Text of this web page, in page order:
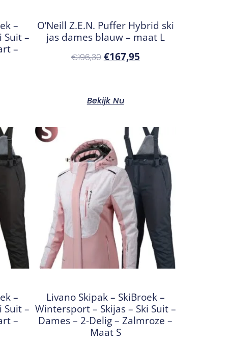
–
Suit –
–
O’Neill Z.E.N. Puffer Hybrid ski
jas dames blauw – maat L
€196,30 €167,95
Bekijk Nu
–
Suit –
–
Livano Skipak – SkiBroek –
Wintersport – Skijas – Ski Suit –
Dames – 2-Delig – Zalmroze –
Maat S